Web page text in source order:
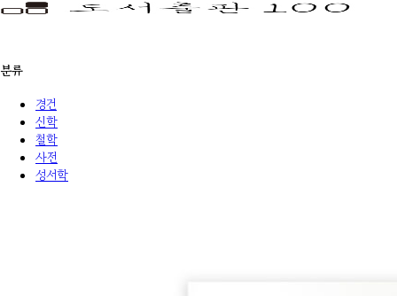
분류
경건
신학
철학
사전
성서학